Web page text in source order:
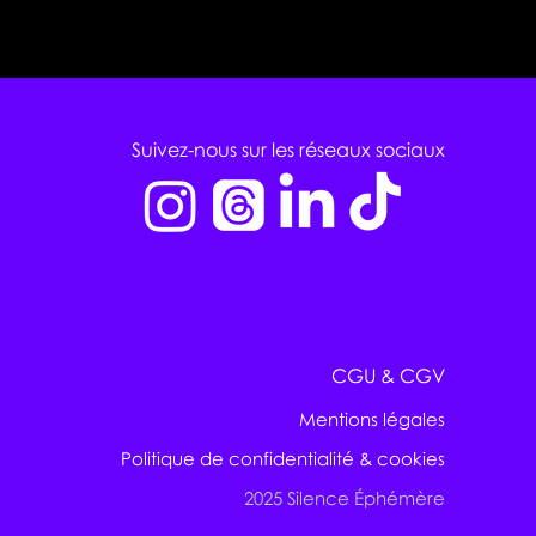
Suivez-nous sur les réseaux sociaux
CGU & CGV
Mentions légales
Politique de confidentialité & cookies
2025 Silence Éphémère